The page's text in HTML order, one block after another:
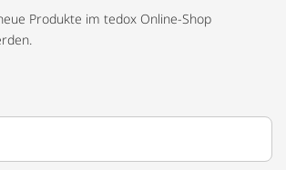
Produkte im tedox Online-Shop